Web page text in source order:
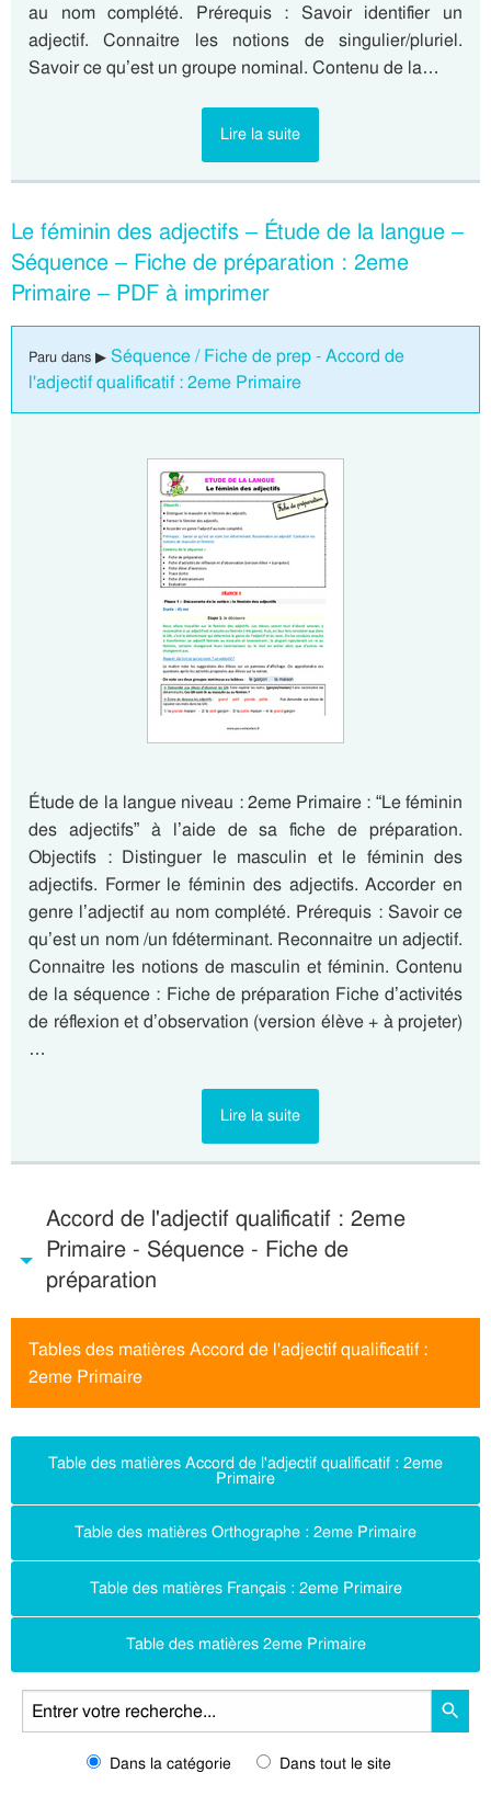
au nom complété. Prérequis : Savoir identifier un
adjectif. Connaitre les notions de singulier/pluriel.
Savoir ce qu’est un groupe nominal. Contenu de la…
Lire la suite
Le féminin des adjectifs – Étude de la langue –
Séquence – Fiche de préparation : 2eme
Primaire – PDF à imprimer
Paru dans ▶ Séquence / Fiche de prep - Accord de
l'adjectif qualificatif : 2eme Primaire
Étude de la langue niveau : 2eme Primaire : “Le féminin
des adjectifs” à l’aide de sa fiche de préparation.
Objectifs : Distinguer le masculin et le féminin des
adjectifs. Former le féminin des adjectifs. Accorder en
genre l’adjectif au nom complété. Prérequis : Savoir ce
qu’est un nom /un fdéterminant. Reconnaitre un adjectif.
Connaitre les notions de masculin et féminin. Contenu
de la séquence : Fiche de préparation Fiche d’activités
de réflexion et d’observation (version élève + à projeter)
…
Lire la suite
Accord de l'adjectif qualificatif : 2eme
Primaire - Séquence - Fiche de
préparation
Tables des matières Accord de l'adjectif qualificatif :
2eme Primaire
Table des matières Accord de l'adjectif qualificatif : 2eme
Primaire
Table des matières Orthographe : 2eme Primaire
Table des matières Français : 2eme Primaire
Table des matières 2eme Primaire
Dans la catégorie Dans tout le site